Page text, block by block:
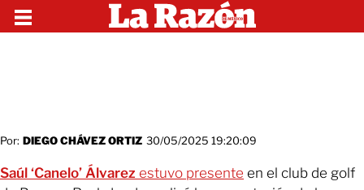
Por: DIEGO CHÁVEZ ORTIZ 30/05/2025 19:20:09
Saúl ‘Canelo’ Álvarez estuvo presente en el club de golf